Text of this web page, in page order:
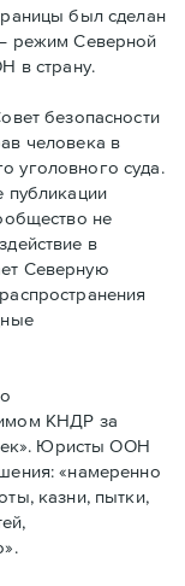
был сделан
режим Северной
в страну.
безопасности
человека в
уголовного суда.
публикации
не
в
Северную
КНДР за
Юристы ООН
«намеренно
казни, пытки,